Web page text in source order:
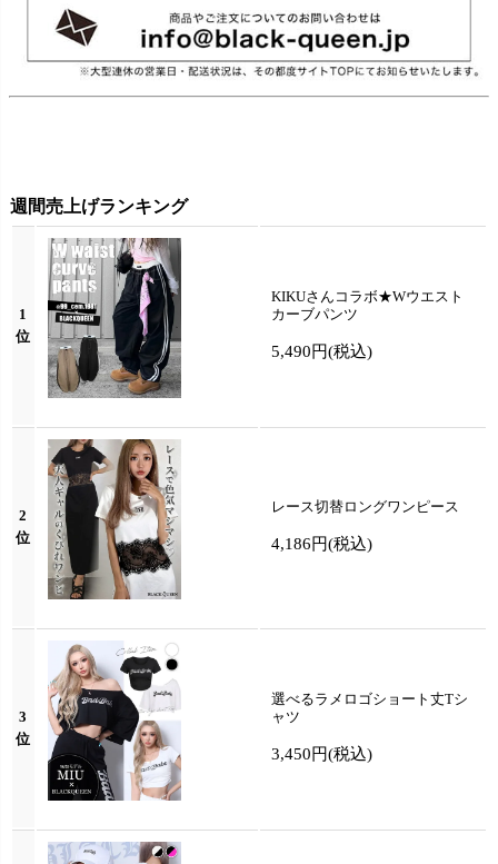
週間売上げランキング
1
位
KIKUさんコラボ★Wウエスト
カーブパンツ
5,490円(税込)
2
位
レース切替ロングワンピース
4,186円(税込)
3
位
選べるラメロゴショート丈Tシ
ャツ
3,450円(税込)